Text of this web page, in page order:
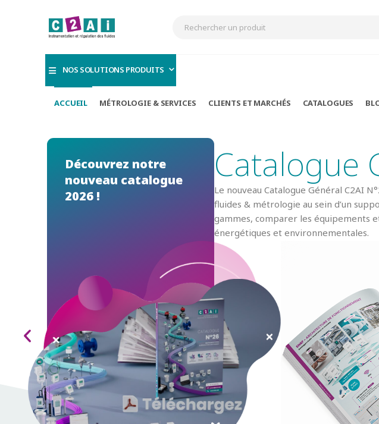
NOS SOLUTIONS PRODUITS
ACCUEIL MÉTROLOGIE & SERVICES CLIENTS ET MARCHÉS CATALOGUES
Découvrez notre
nouveau catalogue
2026 !
Catalogue
Le nouveau Catalogue Général C2AI
fluides & métrologie au sein d’un
gammes, comparer les équipements
énergétiques et environnementales.